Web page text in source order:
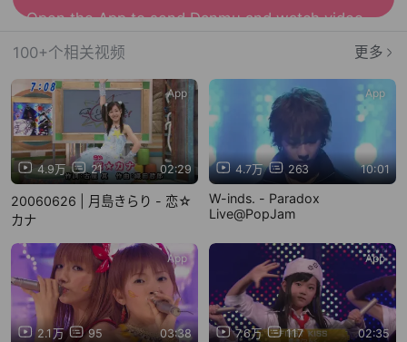
100+个相关视频 更多
4.9万 21 02:29
App
20060626 | 月島きらり - 恋☆
カナ
4.7万 263 10:01
App
W-inds. - Paradox
Live@PopJam
2.1万 95 03:38
App
7.6万 117 02:35
App